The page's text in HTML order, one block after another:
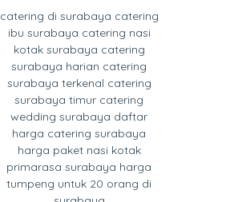
catering di surabaya catering
ibu surabaya catering nasi
kotak surabaya catering
surabaya harian catering
surabaya terkenal catering
surabaya timur catering
wedding surabaya daftar
harga catering surabaya
harga paket nasi kotak
primarasa surabaya harga
tumpeng untuk 20 orang di